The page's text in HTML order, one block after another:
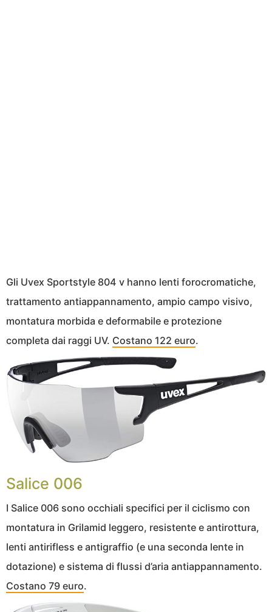
Gli Uvex Sportstyle 804 v hanno lenti forocromatiche,
trattamento antiappannamento, ampio campo visivo,
montatura morbida e deformabile e protezione
completa dai raggi UV. Costano 122 euro.
Salice 006
I Salice 006 sono occhiali specifici per il ciclismo con
montatura in Grilamid leggero, resistente e antirottura,
lenti antirifless e antigraffio (e una seconda lente in
dotazione) e sistema di flussi d’aria antiappannamento.
Costano 79 euro.